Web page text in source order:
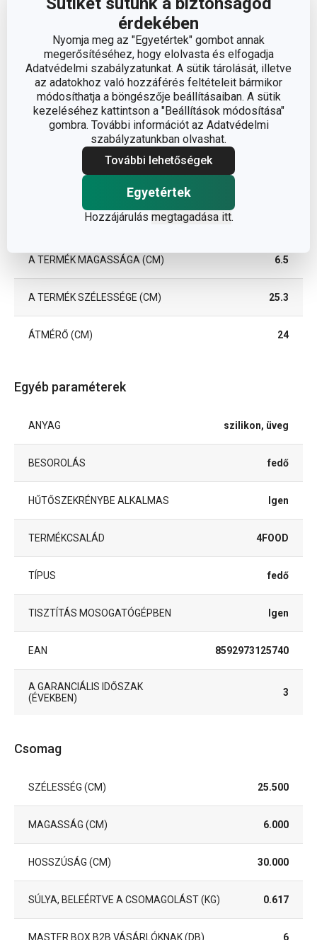
érdekében
Nyomja meg az "Egyetértek" gombot annak
megerősítéséhez, hogy elolvasta és elfogadja
Adatvédelmi szabályzatunkat. A sütik tárolását, illetve
az adatokhoz való hozzáférés feltételeit bármikor
módosíthatja a böngészője beállításaiban. A sütik
kezeléséhez kattintson a "Beállítások módosítása"
gombra. További információt az Adatvédelmi
szabályzatunkban olvashat.
További lehetőségek
Egyetértek
Hozzájárulás megtagadása itt.
A TERMÉK MAGASSÁGA (CM) 6.5
A TERMÉK SZÉLESSÉGE (CM) 25.3
ÁTMÉRŐ (CM) 24
Egyéb paraméterek
ANYAG szilikon, üveg
BESOROLÁS fedő
HŰTŐSZEKRÉNYBE ALKALMAS Igen
TERMÉKCSALÁD 4FOOD
TÍPUS fedő
TISZTÍTÁS MOSOGATÓGÉPBEN Igen
EAN 8592973125740
A GARANCIÁLIS IDŐSZAK
(ÉVEKBEN)
3
Csomag
SZÉLESSÉG (CM) 25.500
MAGASSÁG (CM) 6.000
HOSSZÚSÁG (CM) 30.000
SÚLYA, BELEÉRTVE A CSOMAGOLÁST (KG) 0.617
MASTER BOX B2B VÁSÁRLÓKNAK (DB) 6